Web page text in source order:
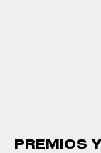
PREMIOS Y